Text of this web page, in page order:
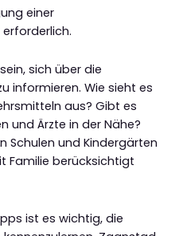
einer
sich über die
informieren. Wie sieht es
aus? Gibt es
und Ärzte in der Nähe?
Schulen und Kindergärten
Familie berücksichtigt
ist es wichtig, die